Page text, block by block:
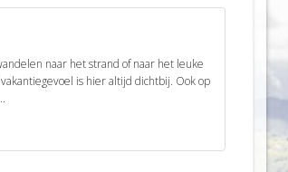
naar het strand of naar het leuke
is hier altijd dichtbij. Ook op